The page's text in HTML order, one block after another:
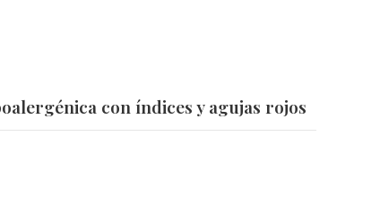
con índices y agujas rojos